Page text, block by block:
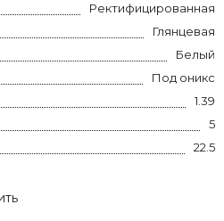
Ректифицированная
Глянцевая
Белый
Под оникс
1.39
5
22.5